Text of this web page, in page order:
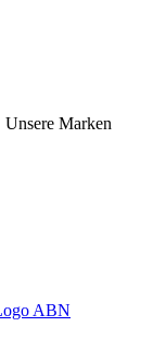
Unsere Marken